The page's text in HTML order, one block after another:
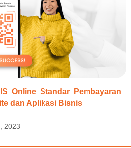
Online Standar Pembayaran
dan Aplikasi Bisnis
2023